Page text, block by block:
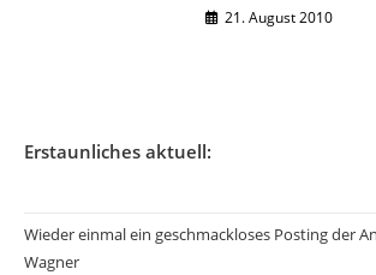
21. August 2010
Erstaunliches aktuell:
Wieder einmal ein geschmackloses Posting der
Wagner